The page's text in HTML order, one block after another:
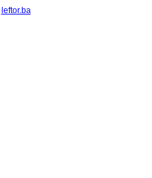
leftor.ba